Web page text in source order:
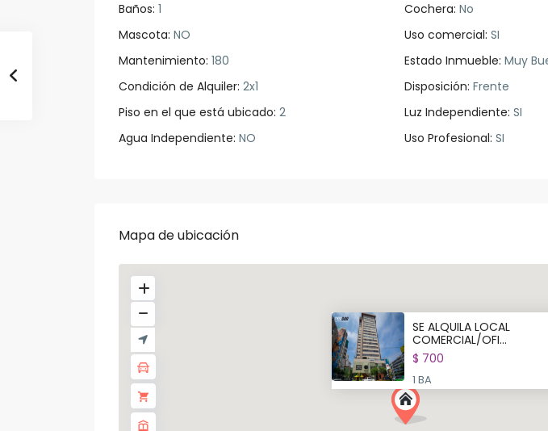
Baños: 1 Cochera: No
Mascota: NO Uso comercial: SI
Mantenimiento: 180 Estado Inmueble: Muy
Condición de Alquiler: 2x1 Disposición: Frente
Piso en el que está ubicado: 2 Luz Independiente: SI
Agua Independiente: NO Uso Profesional: SI
Mapa de ubicación
SE ALQUILA LOCAL
COMERCIAL/OFI...
$ 700
1 BA